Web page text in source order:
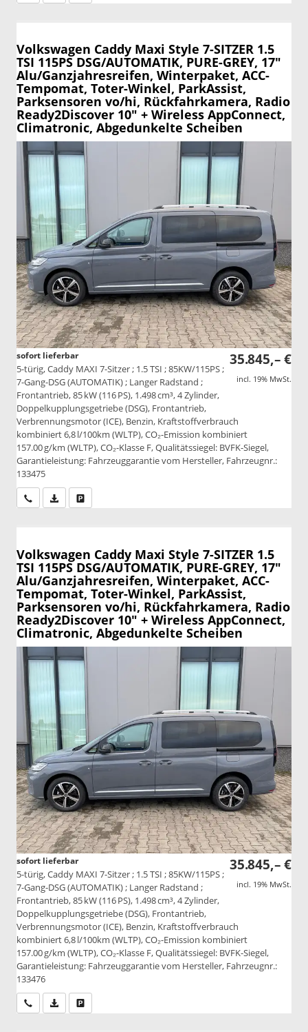
Volkswagen Caddy Maxi Style 7-SITZER 1.5
TSI 115PS DSG/AUTOMATIK, PURE-GREY, 17"
Alu/Ganzjahresreifen, Winterpaket, ACC-
Tempomat, Toter-Winkel, ParkAssist,
Parksensoren vo/hi, Rückfahrkamera, Radio
Ready2Discover 10" + Wireless AppConnect,
Climatronic, Abgedunkelte Scheiben
35.845,– €
incl. 19% MwSt.
sofort lieferbar
5-türig, Caddy MAXI 7-Sitzer ; 1.5 TSI ; 85KW/115PS ;
7-Gang-DSG (AUTOMATIK) ; Langer Radstand ;
Frontantrieb, 85 kW (116 PS), 1.498 cm³, 4 Zylinder,
Doppelkupplungsgetriebe (DSG), Frontantrieb,
Verbrennungsmotor (ICE), Benzin, Kraftstoffverbrauch
kombiniert 6,8 l/100km (WLTP), CO₂-Emission kombiniert
157.00 g/km (WLTP), CO₂-Klasse F, Qualitätssiegel: BVFK-Siegel,
Garantieleistung: Fahrzeuggarantie vom Hersteller, Fahrzeugnr.:
133475
Wir rufen Sie anPDF-Datei, Fahrzeugexposé drucken
Volkswagen Caddy Maxi Style 7-SITZER 1.5
TSI 115PS DSG/AUTOMATIK, PURE-GREY, 17"
Alu/Ganzjahresreifen, Winterpaket, ACC-
Tempomat, Toter-Winkel, ParkAssist,
Parksensoren vo/hi, Rückfahrkamera, Radio
Ready2Discover 10" + Wireless AppConnect,
Climatronic, Abgedunkelte Scheiben
35.845,– €
incl. 19% MwSt.
sofort lieferbar
5-türig, Caddy MAXI 7-Sitzer ; 1.5 TSI ; 85KW/115PS ;
7-Gang-DSG (AUTOMATIK) ; Langer Radstand ;
Frontantrieb, 85 kW (116 PS), 1.498 cm³, 4 Zylinder,
Doppelkupplungsgetriebe (DSG), Frontantrieb,
Verbrennungsmotor (ICE), Benzin, Kraftstoffverbrauch
kombiniert 6,8 l/100km (WLTP), CO₂-Emission kombiniert
157.00 g/km (WLTP), CO₂-Klasse F, Qualitätssiegel: BVFK-Siegel,
Garantieleistung: Fahrzeuggarantie vom Hersteller, Fahrzeugnr.:
133476
Wir rufen Sie anPDF-Datei, Fahrzeugexposé drucken